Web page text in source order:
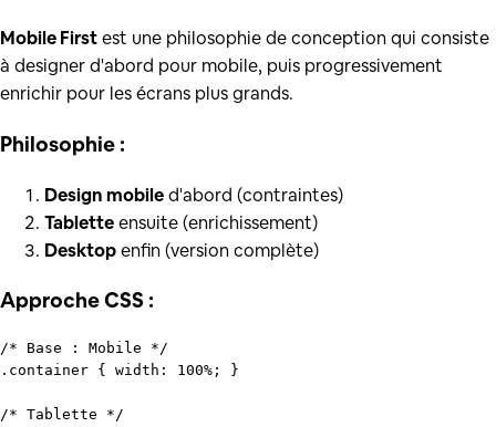
Mobile Firstest une philosophie de conception qui consiste
à designer d'abord pour mobile, puis progressivement
enrichir pour les écrans plus grands.
Philosophie :
Design mobiled'abord (contraintes)
Tabletteensuite (enrichissement)
Desktopenfin (version complète)
Approche CSS :
/* Base : Mobile */
.container { width : 100% ; }
/* Tablette */